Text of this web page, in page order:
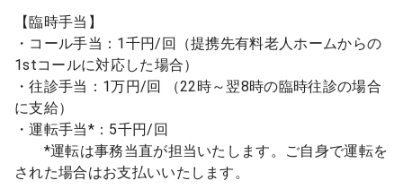
【臨時手当】
・コール手当：1千円/回（提携先有料老人ホームからの
1stコールに対応した場合）
・往診手当：1万円/回 （22時～翌8時の臨時往診の場合
に支給）
・運転手当*：5千円/回
*運転は事務当直が担当いたします。ご自身で運転を
された場合はお支払いいたします。